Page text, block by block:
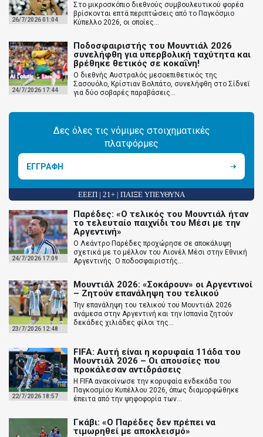
26/7/2026 01:04
Στο μικροσκόπιο διεθνούς συμβουλευτικού φορέα
βρίσκονται επτά περιπτώσεις από το Παγκόσμιο
Κύπελλο 2026, οι οποίες...
24/7/2026 17:44
Ποδοσφαιριστής του Μουντιάλ 2026
συνελήφθη για υπερβολική ταχύτητα και
βρέθηκε θετικός σε κοκαΐνη!
Ο διεθνής Αυστραλός μεσοεπιθετικός της
Σασουόλο, Κρίστιαν Βολπάτο, συνελήφθη στο Σίδνεϊ
για δύο σοβαρές παραβάσεις...
Δες όλες τις νόμιμες στοιχηματικές
πλατφόρμες
ΕΓΓΡΑΦΗ
ΕΕΕΠ | 21+ | ΠΑΙΞΕ ΥΠΕΥΘΥΝΑ
24/7/2026 17:09
Παρέδες: «Ο τελικός του Μουντιάλ ήταν
το τελευταίο παιχνίδι του Μέσι με την
Αργεντινή»
Ο Λεάντρο Παρέδες προχώρησε σε αποκάλυψη
σχετικά με το μέλλον του Λιονέλ Μέσι στην Εθνική
Αργεντινής. Ο ποδοσφαιριστής...
23/7/2026 12:48
Μουντιάλ 2026: «Σοκάρουν» οι Αργεντινοί
– Ζητούν επανάληψη του τελικού
Την επανάληψη του τελικού του Μουντιάλ 2026
ανάμεσα στην Αργεντινή και την Ισπανία ζητούν
δεκάδες χιλιάδες φίλοι της...
22/7/2026 18:57
FIFA: Αυτή είναι η κορυφαία 11άδα του
Μουντιάλ 2026 – Οι απουσίες που
προκάλεσαν αντιδράσεις
Η FIFA ανακοίνωσε την κορυφαία ενδεκάδα του
Παγκοσμίου Κυπέλλου 2026, όπως διαμορφώθηκε
έπειτα από την ψηφοφορία των...
Γκάβι: «Ο Παρέδες δεν πρέπει να
τιμωρηθεί με αποκλεισμό»